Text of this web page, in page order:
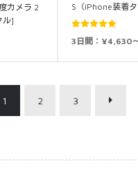
カメラ 2
ル]
S（iPhone装着タ
5段階中
3日間：¥4,630
1 2 3